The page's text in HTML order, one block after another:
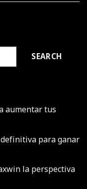
SEARCH
aumentar tus
para ganar
la perspectiva